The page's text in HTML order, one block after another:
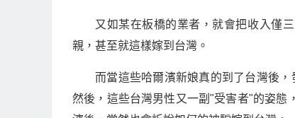
又如某在板橋的業者，就會把收入僅
親，甚至就這樣嫁到台灣。
而當這些哈爾濱新娘真的到了台灣後
然後，這些台灣男性又一副"受害者"的姿態